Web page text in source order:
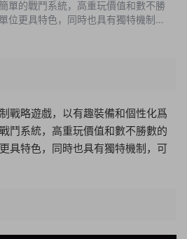
單的戰鬥系統，高重玩價值和數不勝
位更具特色，同時也具有獨特機制，
戰略遊戲，以有趣裝備和個性化爲
鬥系統，高重玩價值和數不勝數的
具特色，同時也具有獨特機制，可